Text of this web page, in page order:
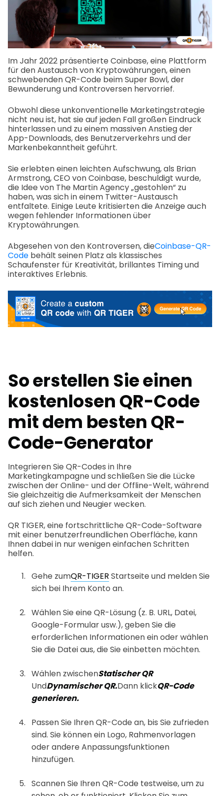
Im Jahr 2022 präsentierte Coinbase, eine Plattform
für den Austausch von Kryptowährungen, einen
schwebenden QR-Code beim Super Bowl, der
Bewunderung und Kontroversen hervorrief.
Obwohl diese unkonventionelle Marketingstrategie
nicht neu ist, hat sie auf jeden Fall großen Eindruck
hinterlassen und zu einem massiven Anstieg der
App-Downloads, des Benutzerverkehrs und der
Markenbekanntheit geführt.
Sie erlebten einen leichten Aufschwung, als Brian
Armstrong, CEO von Coinbase, beschuldigt wurde,
die Idee von The Martin Agency „gestohlen“ zu
haben, was sich in einem Twitter-Austausch
entfaltete. Einige Leute kritisierten die Anzeige auch
wegen fehlender Informationen über
Kryptowährungen.
Abgesehen von den Kontroversen, dieCoinbase-QR-
Code behält seinen Platz als klassisches
Schaufenster für Kreativität, brillantes Timing und
interaktives Erlebnis.
So erstellen Sie einen
kostenlosen QR-Code
mit dem besten QR-
Code-Generator
Integrieren Sie QR-Codes in Ihre
Marketingkampagne und schließen Sie die Lücke
zwischen der Online- und der Offline-Welt, während
Sie gleichzeitig die Aufmerksamkeit der Menschen
auf sich ziehen und Neugier wecken.
QR TIGER, eine fortschrittliche QR-Code-Software
mit einer benutzerfreundlichen Oberfläche, kann
Ihnen dabei in nur wenigen einfachen Schritten
helfen.
Gehe zumQR-TIGER Startseite und melden Sie
sich bei Ihrem Konto an.
Wählen Sie eine QR-Lösung (z. B. URL, Datei,
Google-Formular usw.), geben Sie die
erforderlichen Informationen ein oder wählen
Sie die Datei aus, die Sie einbetten möchten.
Wählen zwischenStatischer QR
UndDynamischer QR.Dann klickQR-Code
generieren.
Passen Sie Ihren QR-Code an, bis Sie zufrieden
sind. Sie können ein Logo, Rahmenvorlagen
oder andere Anpassungsfunktionen
hinzufügen.
Scannen Sie Ihren QR-Code testweise, um zu